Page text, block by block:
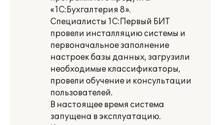
«1С:Бухгалтерия 8».
Специалисты 1С:Первый БИТ
провели инсталляцию системы и
первоначальное заполнение
настроек базы данных, загрузили
необходимые классификаторы,
провели обучение и консультации
пользователей.
В настоящее время система
запущена в эксплуатацию.